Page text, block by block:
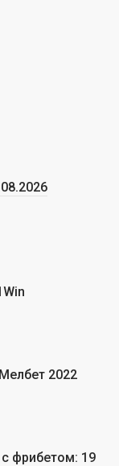
2022
фрибетом: 19